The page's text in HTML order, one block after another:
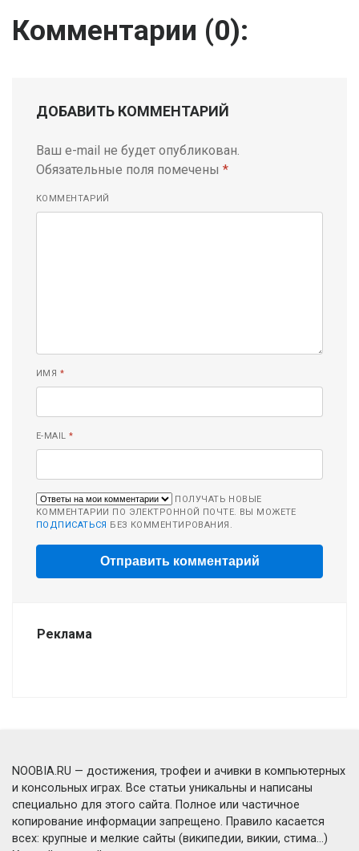
Комментарии (0):
ДОБАВИТЬ КОММЕНТАРИЙ
Ваш e-mail не будет опубликован.
Обязательные поля помечены *
КОММЕНТАРИЙ
ИМЯ *
E-MAIL*
ПОЛУЧАТЬ НОВЫЕ
КОММЕНТАРИИ ПО ЭЛЕКТРОННОЙ ПОЧТЕ. ВЫ МОЖЕТЕ
ПОДПИСАТЬСЯ БЕЗ КОММЕНТИРОВАНИЯ.
Реклама
NOOBIA.RU — достижения, трофеи и ачивки в компьютерных
и консольных играх. Все статьи уникальны и написаны
специально для этого сайта. Полное или частичное
копирование информации запрещено. Правило касается
всех: крупные и мелкие сайты (википедии, викии, стима...)